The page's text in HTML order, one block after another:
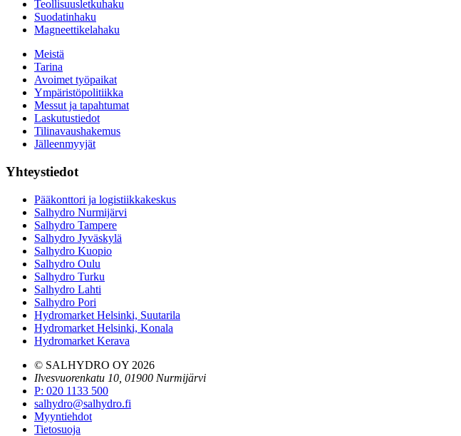
Teollisuusletkuhaku
Suodatinhaku
Magneettikelahaku
Meistä
Tarina
Avoimet työpaikat
Ympäristöpolitiikka
Messut ja tapahtumat
Laskutustiedot
Tilinavaushakemus
Jälleenmyyjät
Yhteystiedot
Pääkonttori ja logistiikkakeskus
Salhydro Nurmijärvi
Salhydro Tampere
Salhydro Jyväskylä
Salhydro Kuopio
Salhydro Oulu
Salhydro Turku
Salhydro Lahti
Salhydro Pori
Hydromarket Helsinki, Suutarila
Hydromarket Helsinki, Konala
Hydromarket Kerava
© SALHYDRO OY 2026
Ilvesvuorenkatu 10, 01900 Nurmijärvi
P: 020 1133 500
salhydro@salhydro.fi
Myyntiehdot
Tietosuoja